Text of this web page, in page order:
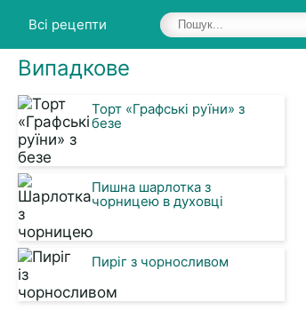
Всі рецепти
Випадкове
Торт «Графські руїни» з
безе
Пишна шарлотка з
чорницею в духовці
Пиріг з чорносливом